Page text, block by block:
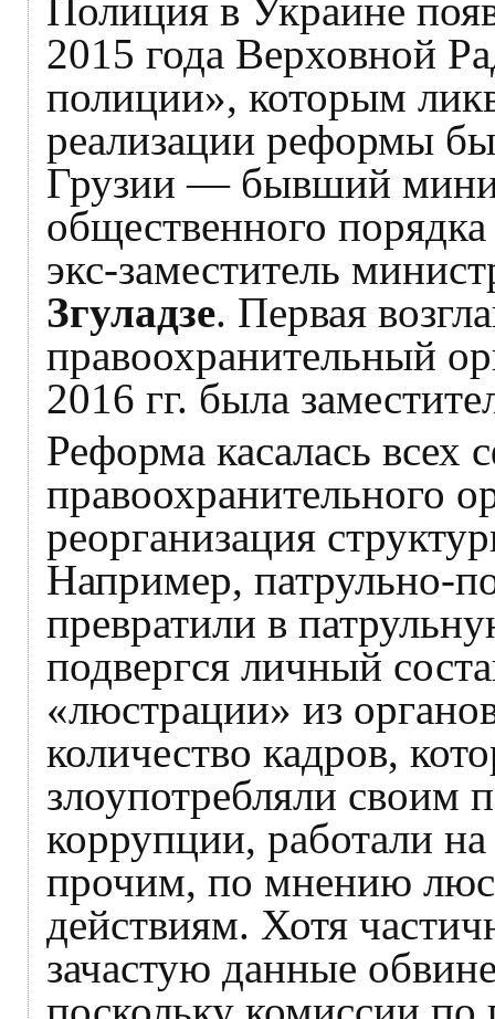
Полиция в Украине
2015 года Верховной
полиции», которым
реализации реформы
Грузии — бывший
общественного
экс-заместитель
Згуладзе. Первая
правоохранительный
2016 гг. была
Реформа касалась всех
правоохранительного
реорганизация
Например, патрульно-
превратили в
подвергся личный
«люстрации» из
количество кадров,
злоупотребляли своим
коррупции, работали
прочим, по мнению
действиям. Хотя
зачастую данные